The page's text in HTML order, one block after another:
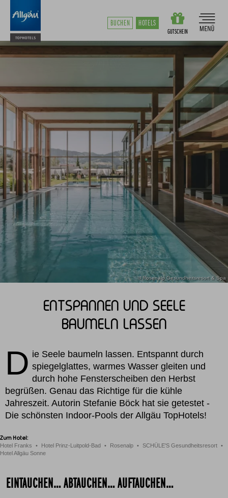
BUCHEN HOTELS
© Rosenalp Gesundheitsresort & Spa
ENTSPANNEN UND SEELE
BAUMELN LASSEN
D ie Seele baumeln lassen. Entspannt durch
spiegelglattes, warmes Wasser gleiten und
durch hohe Fensterscheiben den Herbst
begrüßen. Genau das Richtige für die kühle
Jahreszeit. Autorin Stefanie Böck hat sie getestet -
Die schönsten Indoor-Pools der Allgäu TopHotels!
Zum Hotel:
Hotel Franks Hotel Prinz-Luitpold-Bad Rosenalp
SCHÜLE'S Gesundheitsresort
Hotel Allgäu Sonne
EINTAUCHEN… ABTAUCHEN… AUFTAUCHEN…